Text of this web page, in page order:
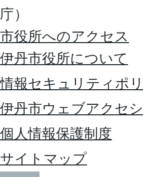
庁）
市役所へのアクセス
伊丹市役所について
情報セキュリティポ
伊丹市ウェブアクセ
個人情報保護制度
サイトマップ